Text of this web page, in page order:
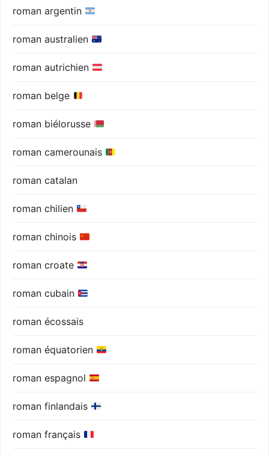
roman argentin
roman australien
roman autrichien
roman belge
roman biélorusse
roman camerounais
roman catalan
roman chilien
roman chinois
roman croate
roman cubain
roman écossais
roman équatorien
roman espagnol
roman finlandais
roman français